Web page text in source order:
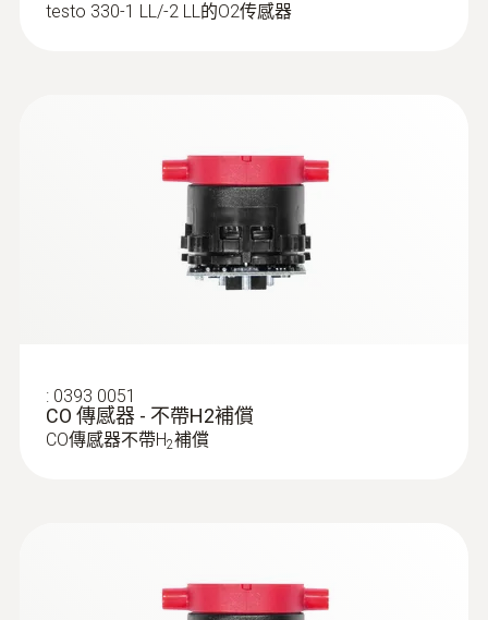
testo 330-1 LL/-2 LL的O2传感器
: 0393 0051
CO 傳感器 - 不帶H2補償
CO傳感器不帶H2補償